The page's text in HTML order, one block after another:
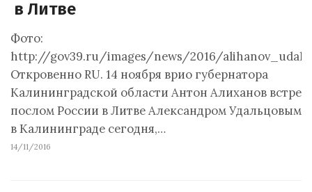
в Литве
Фото:
http://gov39.ru/images/news/2016/
Откровенно RU. 14 ноября врио губернатора
Калининградской области Антон Алиханов
послом России в Литве Александром Удальцовым.
в Калининграде сегодня,…
14/11/2016